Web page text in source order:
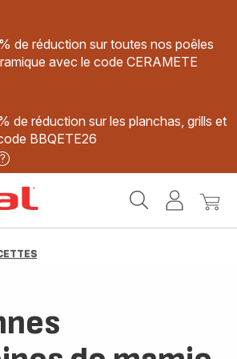
de réduction sur toutes nos poêles
avec le code CERAMETE
de réduction sur les planchas, grills et
BBQETE26
MonMon